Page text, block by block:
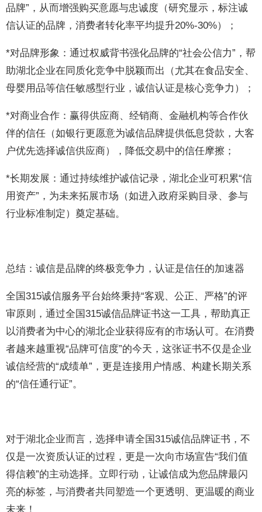
品牌”，从而增强购买意愿与忠诚度（研究显示，标注诚
信认证的品牌，消费者转化率平均提升20%-30%）；
*对品牌形象：通过权威背书强化品牌的“社会公信力”，帮
助湖北企业在同质化竞争中脱颖而出（尤其在食品安全、
母婴用品等信任敏感型行业，诚信认证是核心竞争力）；
*对商业合作：赢得供应商、经销商、金融机构等合作伙
伴的信任（如银行更愿意为诚信品牌提供低息贷款，大客
户优先选择诚信供应商），降低交易中的信任摩擦；
*长期发展：通过持续维护诚信记录，湖北企业可积累“信
用资产”，为未来拓展市场（如进入政府采购目录、参与
行业标准制定）奠定基础。
总结：诚信是品牌的终极竞争力，认证是信任的加速器
全国315诚信服务平台始终秉持“客观、公正、严格”的评
审原则，通过全国315诚信品牌证书这一工具，帮助真正
以消费者为中心的湖北企业获得应有的市场认可。在消费
者越来越重视“品牌可信度”的今天，这张证书不仅是企业
诚信经营的“成绩单”，更是连接用户情感、构建长期关系
的“信任通行证”。
对于湖北企业而言，选择申请全国315诚信品牌证书，不
仅是一次资质认证的过程，更是一次向市场宣告“我们值
得信赖”的主动选择。立即行动，让诚信成为您品牌最闪
亮的标签，与消费者共同塑造一个更透明、更温暖的商业
未来！